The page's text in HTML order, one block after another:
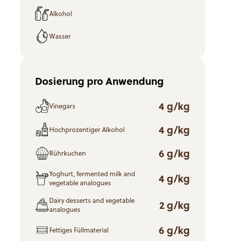
Alkohol
Wasser
Dosierung pro Anwendung
Vinegars 4 g/kg
Hochprozentiger Alkohol 4 g/kg
Rührkuchen 6 g/kg
Yoghurt, fermented milk and
vegetable analogues
4 g/kg
Dairy desserts and vegetable
analogues
2 g/kg
Fettiges Füllmaterial 6 g/kg